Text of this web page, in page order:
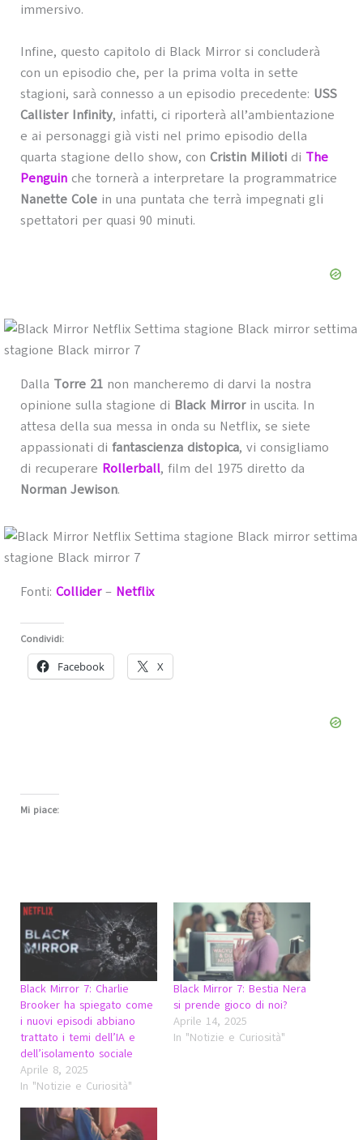
immersivo.
Infine, questo capitolo di Black Mirror si concluderà
con un episodio che, per la prima volta in sette
stagioni, sarà connesso a un episodio precedente: USS
Callister Infinity, infatti, ci riporterà all’ambientazione
e ai personaggi già visti nel primo episodio della
quarta stagione dello show, con Cristin Miliotidi The
Penguinche tornerà a interpretare la programmatrice
Nanette Colein una puntata che terrà impegnati gli
spettatori per quasi 90 minuti.
Dalla Torre 21non mancheremo di darvi la nostra
opinione sulla stagione di Black Mirror in uscita. In
attesa della sua messa in onda su Netflix, se siete
appassionati di fantascienza distopica, vi consigliamo
di recuperare Rollerball, film del 1975 diretto da
Norman Jewison.
Fonti: Collider– Netflix
Condividi:
Facebook X
Mi piace:
Black Mirror 7: Charlie
Brooker ha spiegato come
i nuovi episodi abbiano
trattato i temi dell’IA e
dell’isolamento sociale
Aprile 8, 2025
In "Notizie e Curiosità"
Black Mirror 7: Bestia Nera
si prende gioco di noi?
Aprile 14, 2025
In "Notizie e Curiosità"